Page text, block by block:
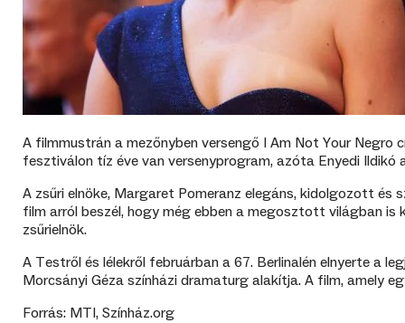
A filmmustrán a mezőnyben versengő I Am Not Your
fesztiválon tíz éve van versenyprogram, azóta Enyedi
A zsűri elnöke, Margaret Pomeranz elegáns, kidolgozott
film arról beszél, hogy még ebben a megosztott világban
zsűrielnök.
A Testről és lélekről februárban a 67. Berlinalén elnyerte a
Morcsányi Géza színházi dramaturg alakítja. A film, amely
Forrás: MTI, Színház.org